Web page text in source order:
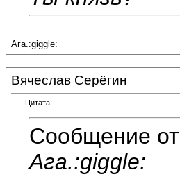
Ага.:giggle:
Вячеслав Серёгин
Цитата:
Сообщение от
Ага.:giggle: